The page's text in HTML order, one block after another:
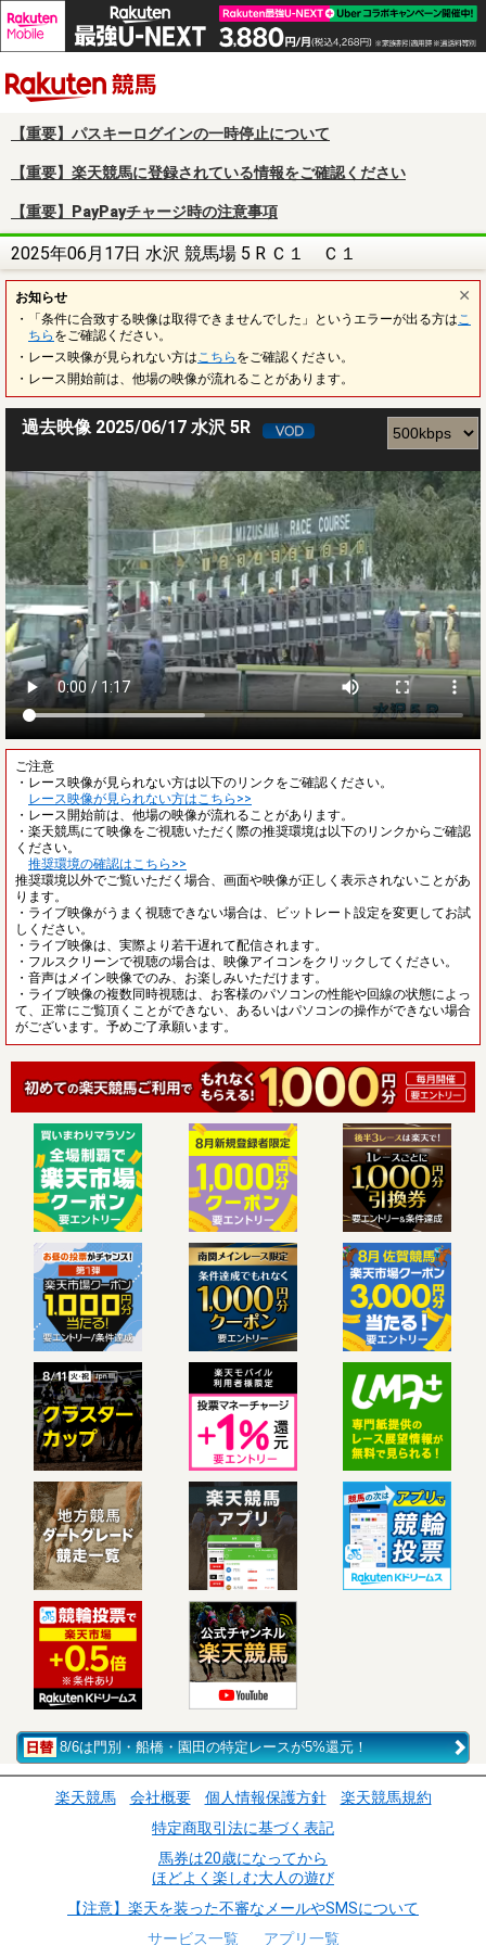
【重要】パスキーログインの一時停止について
【重要】楽天競馬に登録されている情報をご確認ください
【重要】PayPayチャージ時の注意事項
2025年06月17日 水沢 競馬場 5 R Ｃ１ Ｃ１
お知らせ
・「条件に合致する映像は取得できませんでした」というエラーが出る方は こ
ちら をご確認ください。
・レース映像が見られない方は こちら をご確認ください。
・レース開始前は、他場の映像が流れることがあります。
過去映像 2025/06/17 水沢 5R
ご注意
・レース映像が見られない方は以下のリンクをご確認ください。
レース映像が見られない方はこちら>>
・レース開始前は、他場の映像が流れることがあります。
・楽天競馬にて映像をご視聴いただく際の推奨環境は以下のリンクからご確認
ください。
推奨環境の確認はこちら>>
推奨環境以外でご覧いただく場合、画面や映像が正しく表示されないことがあ
ります。
・ライブ映像がうまく視聴できない場合は、ビットレート設定を変更してお試
しください。
・ライブ映像は、実際より若干遅れて配信されます。
・フルスクリーンで視聴の場合は、映像アイコンをクリックしてください。
・音声はメイン映像でのみ、お楽しみいただけます。
・ライブ映像の複数同時視聴は、お客様のパソコンの性能や回線の状態によっ
て、正常にご覧頂くことができない、あるいはパソコンの操作ができない場合
がございます。予めご了承願います。
8/6は門別・船橋・園田の特定レースが5%還元！
楽天競馬 会社概要 個人情報保護方針
楽天競馬規約
特定商取引法に基づく表記
馬券は20歳になってから
ほどよく楽しむ大人の遊び
【注意】楽天を装った不審なメールやSMSについて
サービス一覧
アプリ一覧